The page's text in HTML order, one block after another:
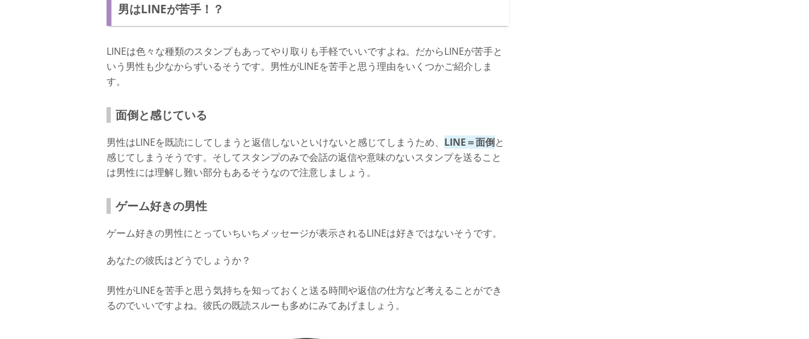
好き
おすすめできない話題
自分のことを事細かく送る
何回にも分けて送る
テンポがはやい
スタンプを上手に使う
まとめ
男はLINEが苦手！？
LINEは色々な種類のスタンプもあってやり取りも手軽でいいですよね。だからLINEが苦手と
いう男性も少なからずいるそうです。男性がLINEを苦手と思う理由をいくつかご紹介しま
す。
面倒と感じている
男性はLINEを既読にしてしまうと返信しないといけないと感じてしまうため、 LINE＝面倒と
感じてしまうそうです。そしてスタンプのみで会話の返信や意味のないスタンプを送ること
は男性には理解し難い部分もあるそうなので注意しましょう。
ゲーム好きの男性
ゲーム好きの男性にとっていちいちメッセージが表示されるLINEは好きではないそうです。
あなたの彼氏はどうでしょうか？
男性がLINEを苦手と思う気持ちを知っておくと送る時間や返信の仕方など考えることができ
るのでいいですよね。彼氏の既読スルーも多めにみてあげましょう。